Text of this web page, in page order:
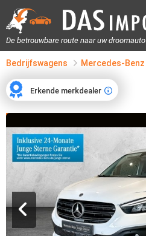
De betrouwbare route naar uw droomauto
Bedrijfswagens Mercedes-Benz
Erkende merkdealer
Erkende merkdealer